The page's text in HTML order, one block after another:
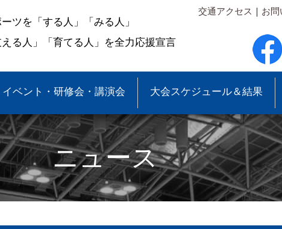
ツを「する人」「みる人」
える人」「育てる人」を全力応援宣言
交通アクセス ｜ お問
イベント・研修会・講演会 大会スケジュール＆結果
ニュース